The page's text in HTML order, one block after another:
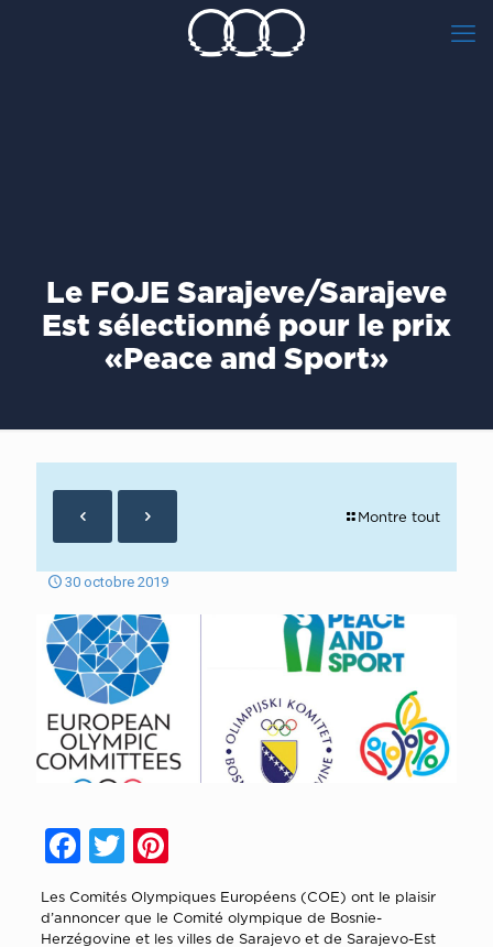
Le FOJE Sarajeve/Sarajeve
Est sélectionné pour le prix
«Peace and Sport»
Montre tout
30 octobre 2019
Facebook
TwitterPinterest
Les Comités Olympiques Européens (COE) ont le plaisir
d’annoncer que le Comité olympique de Bosnie-
Herzégovine et les villes de Sarajevo et de Sarajevo-Est